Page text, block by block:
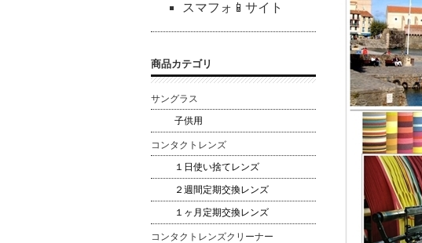
スマフォ📱サイト
商品カテゴリ
サングラス
子供用
コンタクトレンズ
１日使い捨てレンズ
２週間定期交換レンズ
１ヶ月定期交換レンズ
コンタクトレンズクリーナー